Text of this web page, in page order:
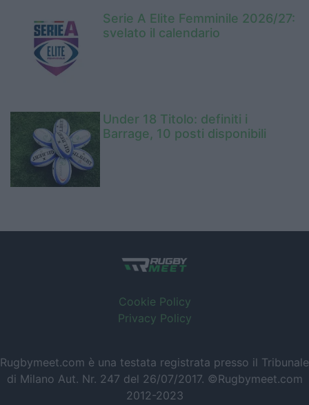
Serie A Elite Femminile 2026/27:
svelato il calendario
Under 18 Titolo: definiti i
Barrage, 10 posti disponibili
Cookie Policy
Privacy Policy
Rugbymeet.com è una testata registrata presso il Tribunale
di Milano Aut. Nr. 247 del 26/07/2017. ©Rugbymeet.com
2012-2023